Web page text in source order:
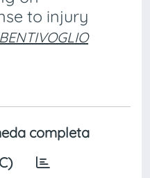
to injury
BENTIVOGLIO
completa